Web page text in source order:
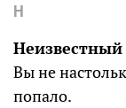
Н
Неизвестный
Вы не
попало.